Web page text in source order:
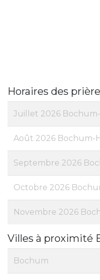
Horaires des
Juillet 2026
Août 2026 Bochum-
Septembre 2026
Octobre 2026
Novembre 2026
Villes à proximité
Bochum